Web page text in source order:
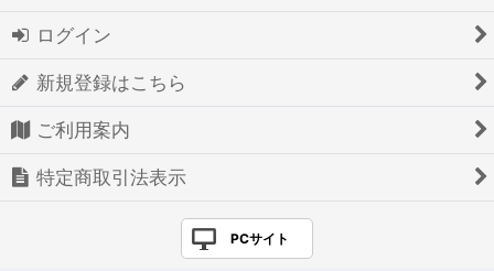
ログイン
新規登録はこちら
ご利用案内
特定商取引法表示
PCサイト